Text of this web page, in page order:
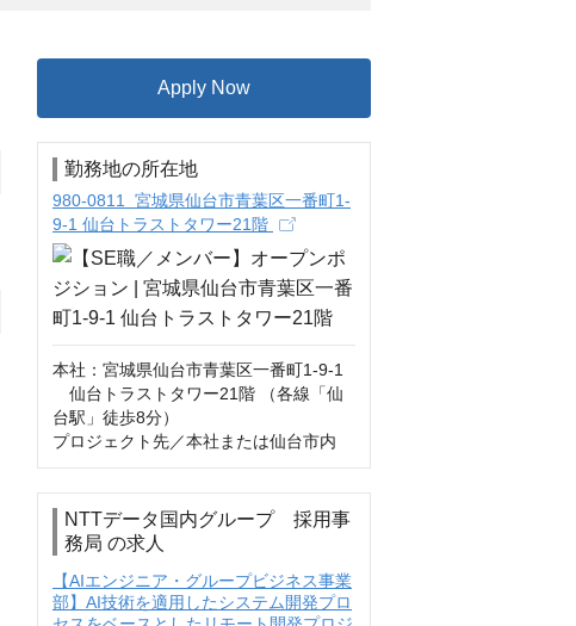
Apply Now
勤務地の所在地
980-0811 宮城県仙台市青葉区一番町1-
9-1 仙台トラストタワー21階
本社：宮城県仙台市⻘葉区⼀番町1-9-1
仙台トラストタワー21階 （各線「仙
台駅」徒歩8分）
プロジェクト先／本社または仙台市内
NTTデータ国内グループ 採用事
務局 の求人
【AIエンジニア・グループビジネス事業
部】AI技術を適用したシステム開発プロ